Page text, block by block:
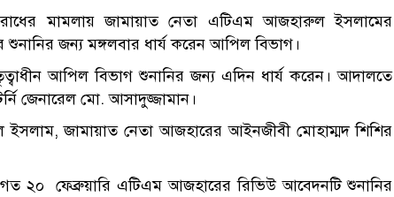
মামলায় জামায়াত নেতা এটিএম আজহারুল ইসলামের
শুনানির জন্য মঙ্গলবার ধার্য করেন আপিল বিভাগ।
আপিল বিভাগ শুনানির জন্য এদিন ধার্য করেন। আদালতে
জেনারেল মো. আসাদুজ্জামান।
জামায়াত নেতা আজহারের আইনজীবী মোহাম্মদ শিশির
গত ২০ ফেব্রুয়ারি এটিএম আজহারের রিভিউ আবেদনটি শুনানির